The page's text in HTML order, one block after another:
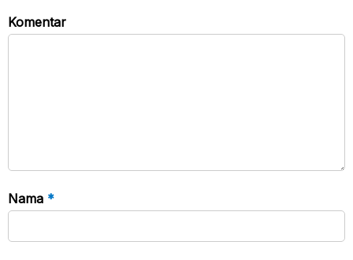
Komentar
Nama *